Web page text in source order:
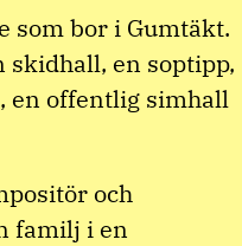
som bor i Gumtäkt.
en soptipp,
en offentlig simhall
och
familj i en